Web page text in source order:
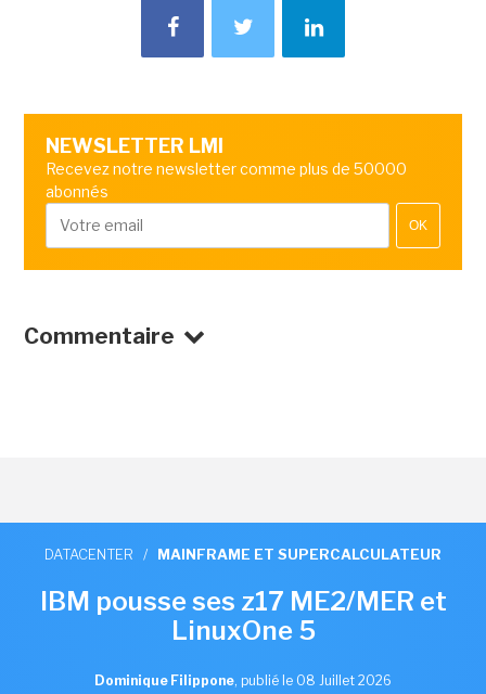
NEWSLETTER LMI
Recevez notre newsletter comme plus de 50000
abonnés
OK
Commentaire
DATACENTER / MAINFRAME ET SUPERCALCULATEUR
IBM pousse ses z17 ME2/MER et
LinuxOne 5
Dominique Filippone, publié le 08 Juillet 2026